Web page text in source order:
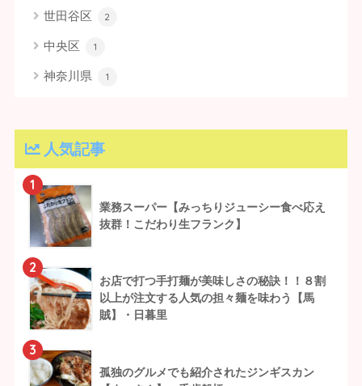
世田谷区 2
中央区 1
神奈川県 1
人気記事
1
業務スーパー【みっちりジューシー食べ応え
抜群！こだわり生フランク】
2
お店で打つ手打麺が美味しさの秘訣！！８割
以上が注文する人気の担々麺を味わう【馬
賊】・日暮里
3
孤独のグルメでも紹介されたジンギスカン